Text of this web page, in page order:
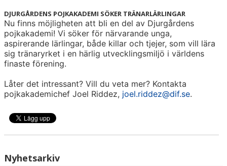
DJURGÅRDENS POJKAKADEMI SÖKER TRÄNARLÄRLINGAR
Nu finns möjligheten att bli en del av Djurgårdens
pojkakademi! Vi söker för närvarande unga,
aspirerande lärlingar, både killar och tjejer, som vill lära
sig tränaryrket i en härlig utvecklingsmiljö i världens
finaste förening.
Låter det intressant? Vill du veta mer? Kontakta
pojkakademichef Joel Riddez, joel.riddez@dif.se.
Nyhetsarkiv